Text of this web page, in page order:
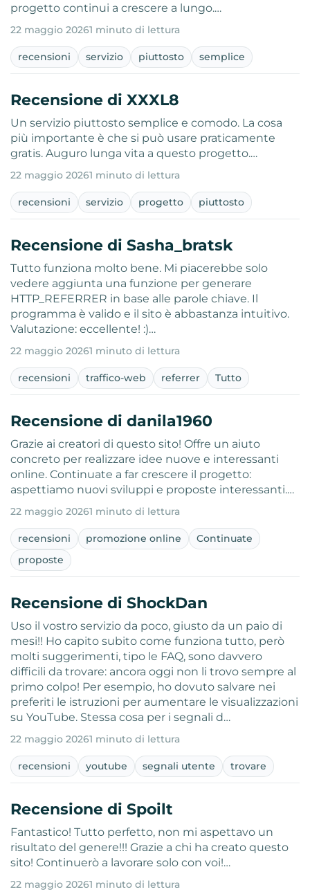
progetto continui a crescere a lungo.…
22 maggio 20261 minuto di lettura
recensioni servizio piuttosto semplice
Recensione di XXXL8
Un servizio piuttosto semplice e comodo. La cosa
più importante è che si può usare praticamente
gratis. Auguro lunga vita a questo progetto.…
22 maggio 20261 minuto di lettura
recensioni servizio progetto piuttosto
Recensione di Sasha_bratsk
Tutto funziona molto bene. Mi piacerebbe solo
vedere aggiunta una funzione per generare
HTTP_REFERRER in base alle parole chiave. Il
programma è valido e il sito è abbastanza intuitivo.
Valutazione: eccellente! :)…
22 maggio 20261 minuto di lettura
recensioni traffico-web referrer Tutto
Recensione di danila1960
Grazie ai creatori di questo sito! Offre un aiuto
concreto per realizzare idee nuove e interessanti
online. Continuate a far crescere il progetto:
aspettiamo nuovi sviluppi e proposte interessanti.…
22 maggio 20261 minuto di lettura
recensioni promozione online
Continuate
proposte
Recensione di ShockDan
Uso il vostro servizio da poco, giusto da un paio di
mesi!! Ho capito subito come funziona tutto, però
molti suggerimenti, tipo le FAQ, sono davvero
difficili da trovare: ancora oggi non li trovo sempre al
primo colpo! Per esempio, ho dovuto salvare nei
preferiti le istruzioni per aumentare le visualizzazioni
su YouTube. Stessa cosa per i segnali d…
22 maggio 20261 minuto di lettura
recensioni youtube segnali utente trovare
Recensione di Spoilt
Fantastico! Tutto perfetto, non mi aspettavo un
risultato del genere!!! Grazie a chi ha creato questo
sito! Continuerò a lavorare solo con voi!…
22 maggio 20261 minuto di lettura